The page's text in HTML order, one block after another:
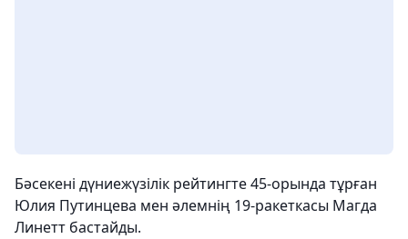
Бәсекені дүниежүзілік рейтингте 45-орында тұрған
Юлия Путинцева мен әлемнің 19-ракеткасы Магда
Линетт бастайды.